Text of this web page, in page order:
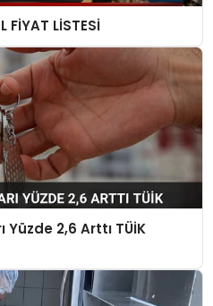
FİYAT LİSTESİ
Yüzde 2,6 Arttı TÜİK